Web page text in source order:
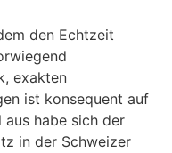
den Echtzeit
exakten
ist konsequent auf
aus habe sich der
in der Schweizer